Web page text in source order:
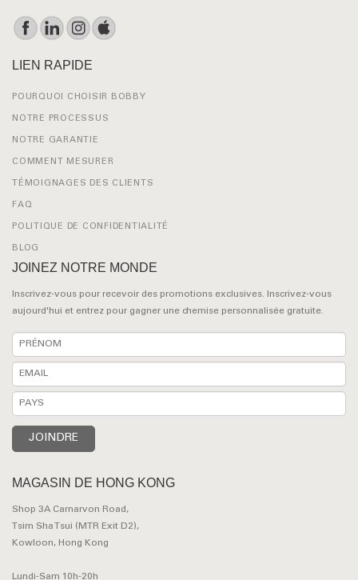
LIEN RAPIDE
POURQUOI CHOISIR BOBBY
NOTRE PROCESSUS
NOTRE GARANTIE
COMMENT MESURER
TÉMOIGNAGES DES CLIENTS
FAQ
POLITIQUE DE CONFIDENTIALITÉ
BLOG
JOINEZ NOTRE MONDE
Inscrivez-vous pour recevoir des promotions exclusives. Inscrivez-vous
aujourd'hui et entrez pour gagner une chemise personnalisée gratuite.
MAGASIN DE HONG KONG
Shop 3A Carnarvon Road,
Tsim Sha Tsui (MTR Exit D2),
Kowloon, Hong Kong
Lundi-Sam 10h-20h